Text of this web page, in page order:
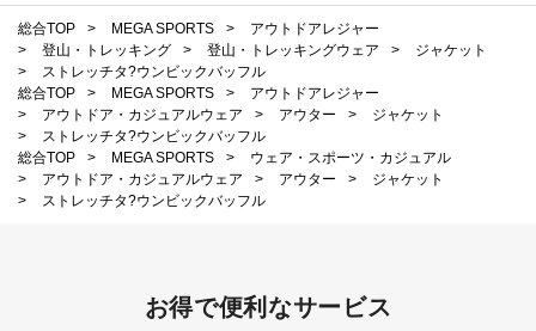
総合TOP > MEGA SPORTS >
アウトドアレジャー
>
登山・トレッキング > 登山・トレッキングウェア >
ジャケット
>
ストレッチタ?ウンビックバッフル
総合TOP
> MEGA SPORTS >
アウトドアレジャー
>
アウトドア・カジュアルウェア > アウター >
ジャケット
>
ストレッチタ?ウンビックバッフル
総合TOP
> MEGA SPORTS >
ウェア・スポーツ・カジュアル
>
アウトドア・カジュアルウェア > アウター >
ジャケット
>
ストレッチタ?ウンビックバッフル
お得で便利なサービス